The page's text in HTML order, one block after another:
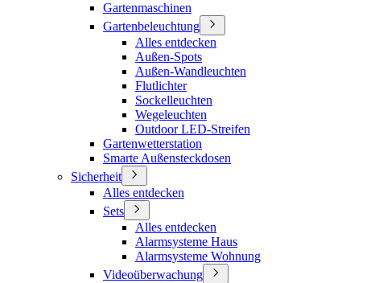
Gartenmaschinen
Gartenbeleuchtung
Alles entdecken
Außen-Spots
Außen-Wandleuchten
Flutlichter
Sockelleuchten
Wegeleuchten
Outdoor LED-Streifen
Gartenwetterstation
Smarte Außensteckdosen
Sicherheit
Alles entdecken
Sets
Alles entdecken
Alarmsysteme Haus
Alarmsysteme Wohnung
Videoüberwachung